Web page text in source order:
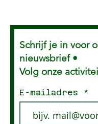
Schrijf je in voor
nieuwsbrief •
Volg onze
E-mailadres